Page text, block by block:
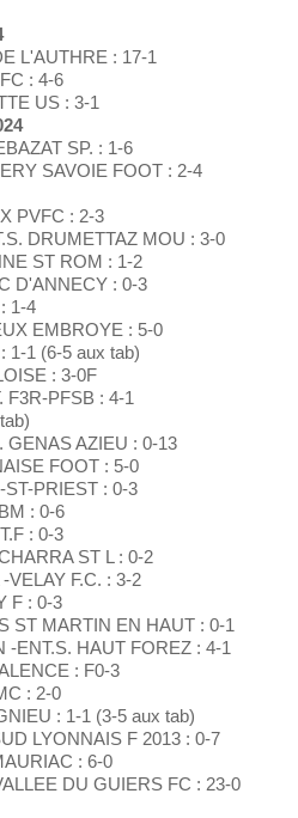
L'AUTHRE : 17-1
: 4-6
US : 3-1
SP. : 1-6
SAVOIE FOOT : 2-4
PVFC : 2-3
DRUMETTAZ MOU : 3-0
ST ROM : 1-2
D'ANNECY : 0-3
1-4
EMBROYE : 5-0
1-1 (6-5 aux tab)
: 3-0F
F3R-PFSB : 4-1
GENAS AZIEU : 0-13
FOOT : 5-0
PRIEST : 0-3
: 0-6
: 0-3
ST L : 0-2
VELAY F.C. : 3-2
F : 0-3
ST MARTIN EN HAUT : 0-1
ENT.S. HAUT FOREZ : 4-1
: F0-3
: 2-0
: 1-1 (3-5 aux tab)
LYONNAIS F 2013 : 0-7
: 6-0
DU GUIERS FC : 23-0